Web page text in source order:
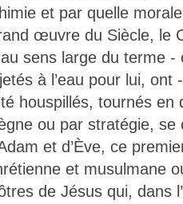
et par quelle
œuvre du Siècle, le
sens large du terme -
à l’eau pour lui, ont
houspillés, tournés en
ou par stratégie,
et d’Ève, ce
et musulmane
de Jésus qui, dans